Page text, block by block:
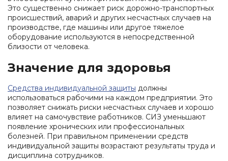
Это существенно снижает риск дорожно-транспортных
происшествий, аварий и других несчастных случаев на
производстве, где машины или другое тяжелое
оборудование используются в непосредственной
близости от человека.
Значение для здоровья
Средства индивидуальной защиты должны
использоваться рабочими на каждом предприятии. Это
позволяет снижать риски несчастных случаев и хорошо
влияет на самочувствие работников. СИЗ уменьшают
появление хронических или профессиональных
болезней. При правильном применении средств
индивидуальной защиты возрастают результаты труда и
дисциплина сотрудников.